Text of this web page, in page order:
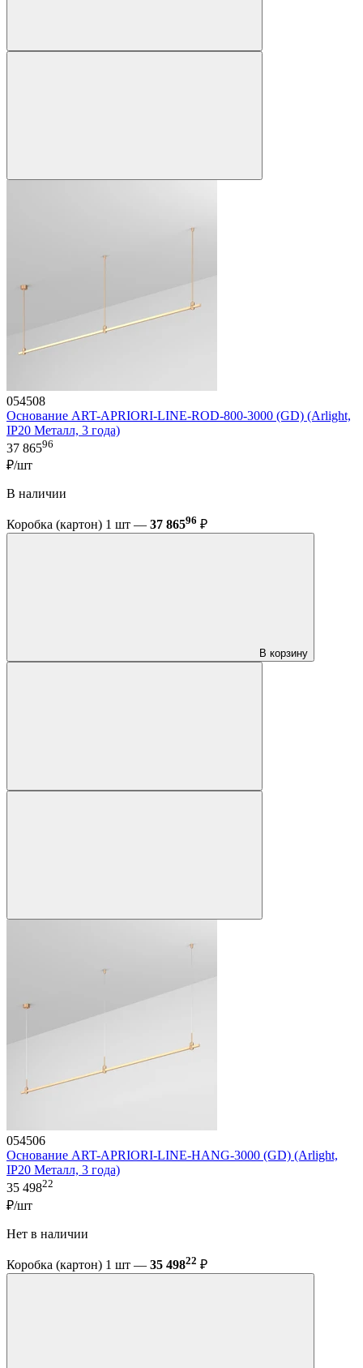
054508
Основание ART-APRIORI-LINE-ROD-800-3000 (GD) (Arlight,
IP20 Металл, 3 года)
37 86596
₽/шт
В наличии
Коробка (картон) 1 шт — 37 86596 ₽
В корзину
054506
Основание ART-APRIORI-LINE-HANG-3000 (GD) (Arlight,
IP20 Металл, 3 года)
35 49822
₽/шт
Нет в наличии
Коробка (картон) 1 шт — 35 49822 ₽